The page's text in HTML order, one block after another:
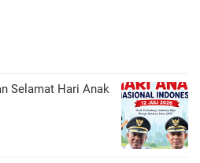
Selamat Hari Anak